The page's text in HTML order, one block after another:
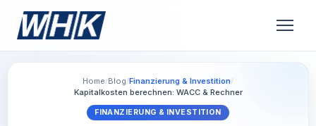
Home/Blog/Finanzierung & Investition/
Kapitalkosten berechnen: WACC & Rechner
FINANZIERUNG & INVESTITION